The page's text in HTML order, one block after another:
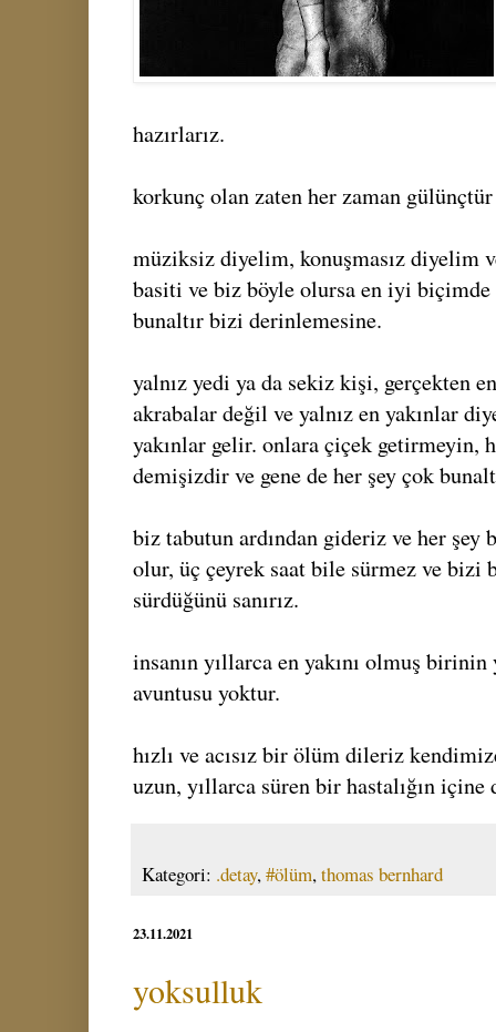
hazırlarız.
korkunç olan zaten her zaman
müziksiz diyelim, konuşmasız diyelim
basiti ve biz böyle olursa en iyi
bunaltır bizi derinlemesine.
yalnız yedi ya da sekiz kişi, gerçekten
akrabalar değil ve yalnız en yakınlar
yakınlar gelir. onlara çiçek getirmeyin,
demişizdir ve gene de her şey çok
biz tabutun ardından gideriz ve her şey
olur, üç çeyrek saat bile sürmez ve bizi
sürdüğünü sanırız.
insanın yıllarca en yakını olmuş
avuntusu yoktur.
hızlı ve acısız bir ölüm dileriz
uzun, yıllarca süren bir hastalığın içine
Kategori: .detay,#ölüm,thomas bernhard
23.11.2021
yoksulluk